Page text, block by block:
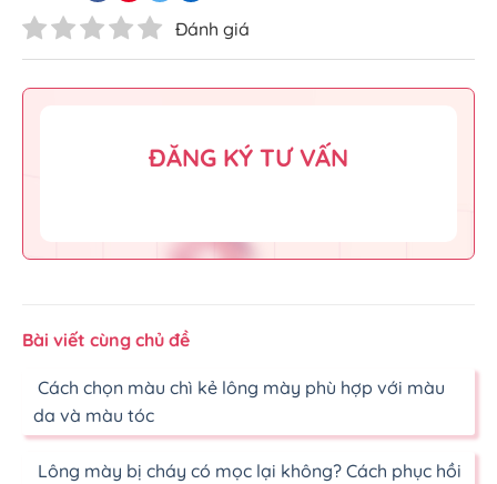
Đánh giá
ĐĂNG KÝ TƯ VẤN
Bài viết cùng chủ đề
Cách chọn màu chì kẻ lông mày phù hợp với màu
da và màu tóc
Lông mày bị cháy có mọc lại không? Cách phục hồi